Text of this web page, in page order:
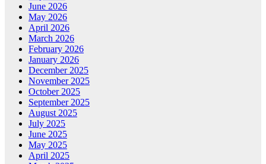
June 2026
May 2026
April 2026
March 2026
February 2026
January 2026
December 2025
November 2025
October 2025
September 2025
August 2025
July 2025
June 2025
May 2025
April 2025